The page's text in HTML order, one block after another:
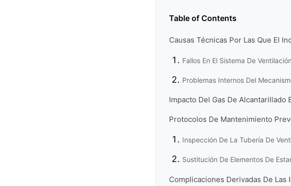
Table of Contents
Causas Técnicas Por Las Que El
Fallos En El Sistema De
Problemas Internos Del
Impacto Del Gas De Alcantarillado
Protocolos De Mantenimiento
Inspección De La Tubería De
Sustitución De Elementos De
Complicaciones Derivadas De Las